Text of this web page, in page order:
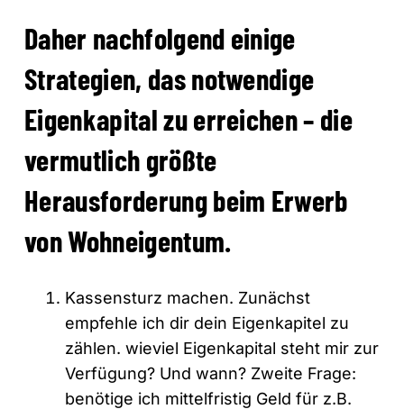
Daher nachfolgend einige
Strategien, das notwendige
Eigenkapital zu erreichen – die
vermutlich größte
Herausforderung beim Erwerb
von Wohneigentum.
Kassensturz machen. Zunächst
empfehle ich dir dein Eigenkapitel zu
zählen. wieviel Eigenkapital steht mir zur
Verfügung? Und wann? Zweite Frage:
benötige ich mittelfristig Geld für z.B.